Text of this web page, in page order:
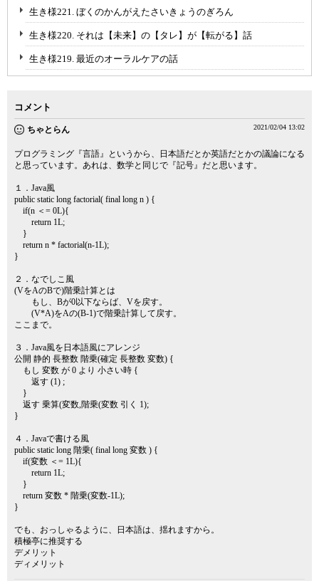
生き様221. ぼくのかんがえたさいきょうのぎろん
生き様220. それは【未来】の【タレ】が【転がる】話
生き様219. 最近のオーラルケアの話
コメント
ちゃとらん 2021/02/04 13:02
プログラミング『言語』というから、日本語だとか英語だとかの議論になる
と思っています。あれは、数学と同じで『記号』だと思います。
１．Java風
public static long factorial( final long n ) {
if(n ＜= 0L){
return 1L;
}
return n * factorial(n-1L);
}
２．なでしこ風
(VをAのBで)階乗計算とは
もし、Bが0以下ならば、Vを戻す。
(V*A)をAの(B-1)で階乗計算して戻す。
ここまで。
３．Java風を日本語風にアレンジ
公開 静的 長整数 階乗(確定 長整数 変数) {
もし 変数 が 0 より 小さい時 {
返す (1) ;
}
返す 乗算(変数,階乗(変数 引く 1);
}
４．Javaで書ける風
public static long 階乗( final long 変数 ) {
if(変数 ＜= 1L){
return 1L;
}
return 変数 * 階乗(変数-1L);
}
でも、おっしゃるように、日本語は、揺れますから。
積極亭に推奨する
デメリット
ディメリット